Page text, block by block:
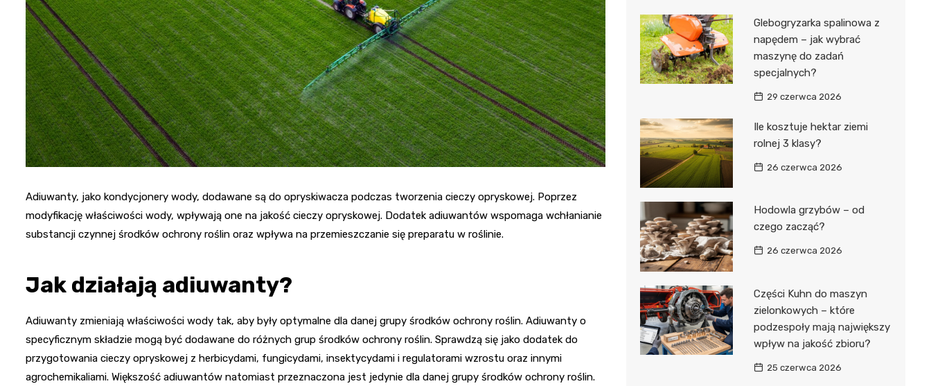
Adiuwanty, jako kondycjonery wody, dodawane są do opryskiwacza podczas tworzenia cieczy opryskowej. Poprzez
modyfikację właściwości wody, wpływają one na jakość cieczy opryskowej. Dodatek adiuwantów wspomaga wchłanianie
substancji czynnej środków ochrony roślin oraz wpływa na przemieszczanie się preparatu w roślinie.
Jak działają adiuwanty?
Adiuwanty zmieniają właściwości wody tak, aby były optymalne dla danej grupy środków ochrony roślin. Adiuwanty o
specyficznym składzie mogą być dodawane do różnych grup środków ochrony roślin. Sprawdzą się jako dodatek do
przygotowania cieczy opryskowej z herbicydami, fungicydami, insektycydami i regulatorami wzrostu oraz innymi
agrochemikaliami. Większość adiuwantów natomiast przeznaczona jest jedynie dla danej grupy środków ochrony roślin.
Glebogryzarka spalinowa z
napędem – jak wybrać
maszynę do zadań
specjalnych?
29 czerwca 2026
Ile kosztuje hektar ziemi
rolnej 3 klasy?
26 czerwca 2026
Hodowla grzybów – od
czego zacząć?
26 czerwca 2026
Części Kuhn do maszyn
zielonkowych – które
podzespoły mają największy
wpływ na jakość zbioru?
25 czerwca 2026